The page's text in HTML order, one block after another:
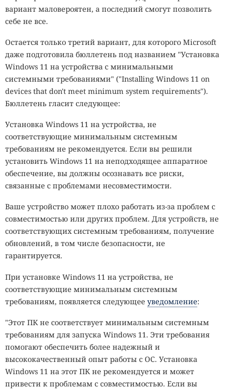
вариант маловероятен, а последний смогут позволить
себе не все.
Остается только третий вариант, для которого Microsoft
даже подготовила бюллетень под названием "Установка
Windows 11 на устройства с минимальными
системными требованиями" ("Installing Windows 11 on
devices that don't meet minimum system requirements").
Бюллетень гласит следующее:
Установка Windows 11 на устройства, не
соответствующие минимальным системным
требованиям не рекомендуется. Если вы решили
установить Windows 11 на неподходящее аппаратное
обеспечение, вы должны осознавать все риски,
связанные с проблемами несовместимости.
Ваше устройство может плохо работать из-за проблем с
совместимостью или других проблем. Для устройств, не
соответствующих системным требованиям, получение
обновлений, в том числе безопасности, не
гарантируется.
При установке Windows 11 на устройства, не
соответствующие минимальным системным
требованиям, появляется следующее уведомление:
"Этот ПК не соответствует минимальным системным
требованиям для запуска Windows 11. Эти требования
помогают обеспечить более надежный и
высококачественный опыт работы с ОС. Установка
Windows 11 на этот ПК не рекомендуется и может
привести к проблемам с совместимостью. Если вы